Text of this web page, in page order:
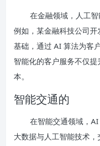
在金融领域，人工智
例如，某金融科技公司
基础，通过 AI 算法为客
智能化的客户服务不仅
本。
智能交通的
在智能交通领域，
大数据与人工智能技术